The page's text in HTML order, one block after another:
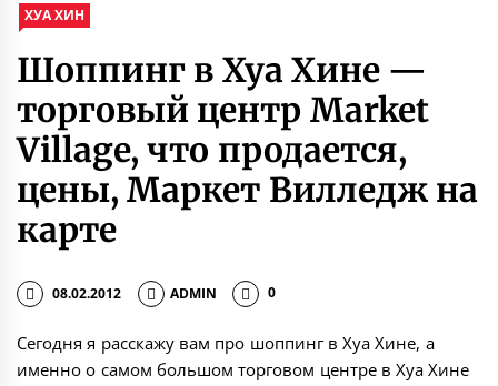
ХУА ХИН
Шоппинг в Хуа Хине —
торговый центр Market
Village, что продается,
цены, Маркет Вилледж на
карте
08.02.2012 ADMIN 0
Сегодня я расскажу вам про шоппинг в Хуа Хине, а
именно о самом большом торговом центре в Хуа Хине